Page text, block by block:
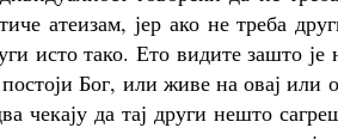
атеизам, јер ако не треба
исто тако. Ето видите зашто
Бог, или живе на овај или
чекају да тај други нешто